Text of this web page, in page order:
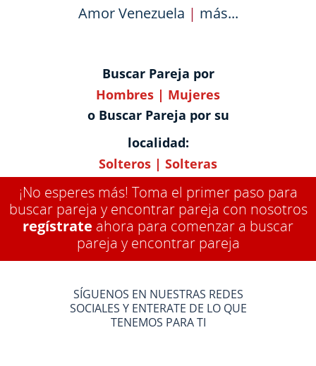
Amor Venezuela | más...
Buscar Pareja por
Hombres | Mujeres
o Buscar Pareja por su
localidad:
Solteros | Solteras
¡No esperes más! Toma el primer paso para
buscar pareja y encontrar pareja con nosotros
regístrate ahora para comenzar a buscar
pareja y encontrar pareja
SÍGUENOS EN NUESTRAS REDES
SOCIALES Y ENTERATE DE LO QUE
TENEMOS PARA TI